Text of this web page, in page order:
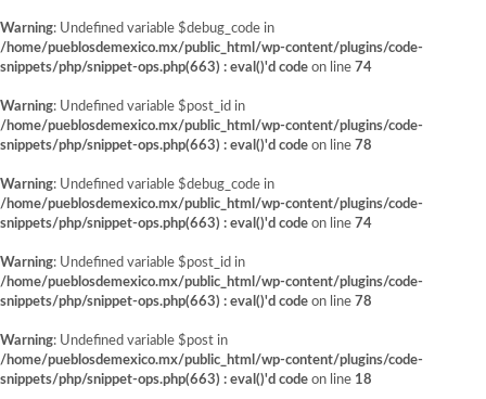
Warning: Undefined variable $debug_code in
/home/pueblosdemexico.mx/public_html/wp-content/plugins/code-
snippets/php/snippet-ops.php(663) : eval()'d code on line 74
Warning: Undefined variable $post_id in
/home/pueblosdemexico.mx/public_html/wp-content/plugins/code-
snippets/php/snippet-ops.php(663) : eval()'d code on line 78
Warning: Undefined variable $debug_code in
/home/pueblosdemexico.mx/public_html/wp-content/plugins/code-
snippets/php/snippet-ops.php(663) : eval()'d code on line 74
Warning: Undefined variable $post_id in
/home/pueblosdemexico.mx/public_html/wp-content/plugins/code-
snippets/php/snippet-ops.php(663) : eval()'d code on line 78
Warning: Undefined variable $post in
/home/pueblosdemexico.mx/public_html/wp-content/plugins/code-
snippets/php/snippet-ops.php(663) : eval()'d code on line 18